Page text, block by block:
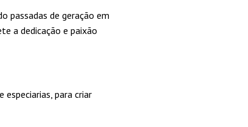
passadas de geração em
a dedicação e paixão
para criar